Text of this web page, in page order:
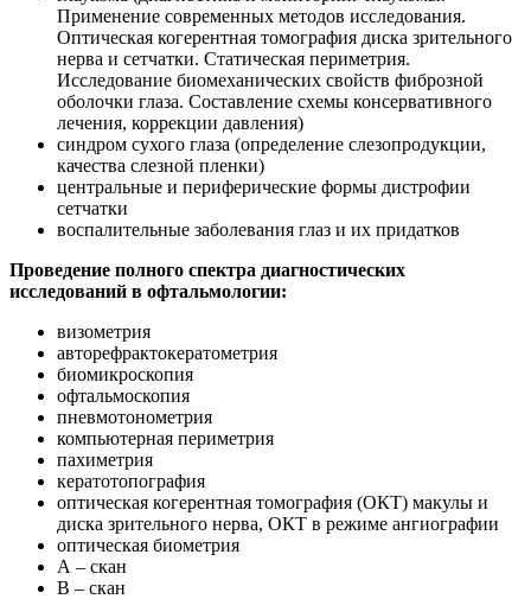
Применение современных методов исследования.
Оптическая когерентная томография диска зрительного
нерва и сетчатки. Статическая периметрия.
Исследование биомеханических свойств фиброзной
оболочки глаза. Составление схемы консервативного
лечения, коррекции давления)
синдром сухого глаза (определение слезопродукции,
качества слезной пленки)
центральные и периферические формы дистрофии
сетчатки
воспалительные заболевания глаз и их придатков
Проведение полного спектра диагностических
исследований в офтальмологии:
визометрия
авторефрактокератометрия
биомикроскопия
офтальмоскопия
пневмотонометрия
компьютерная периметрия
пахиметрия
кератотопография
оптическая когерентная томография (ОКТ) макулы и
диска зрительного нерва, ОКТ в режиме ангиографии
оптическая биометрия
А – скан
В – скан